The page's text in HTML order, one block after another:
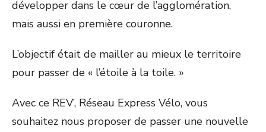
développer dans le cœur de l’agglomération,
mais aussi en première couronne.
L’objectif était de mailler au mieux le territoire
pour passer de « l’étoile à la toile. »
Avec ce REV’, Réseau Express Vélo, vous
souhaitez nous proposer de passer une nouvelle